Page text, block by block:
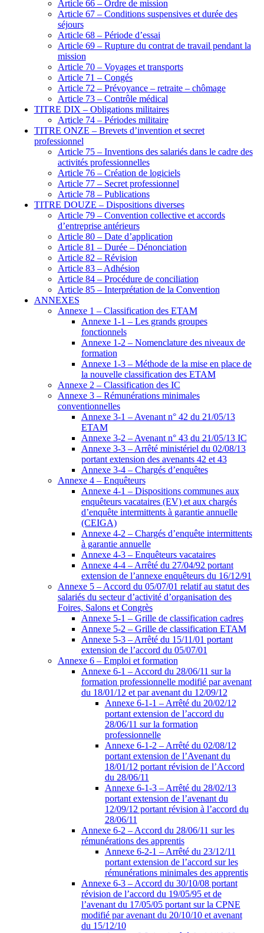
Article 66 – Ordre de mission
Article 67 – Conditions suspensives et durée des
séjours
Article 68 – Période d’essai
Article 69 – Rupture du contrat de travail pendant la
mission
Article 70 – Voyages et transports
Article 71 – Congés
Article 72 – Prévoyance – retraite – chômage
Article 73 – Contrôle médical
TITRE DIX – Obligations militaires
Article 74 – Périodes militaire
TITRE ONZE – Brevets d’invention et secret
professionnel
Article 75 – Inventions des salariés dans le cadre des
activités professionnelles
Article 76 – Création de logiciels
Article 77 – Secret professionnel
Article 78 – Publications
TITRE DOUZE – Dispositions diverses
Article 79 – Convention collective et accords
d’entreprise antérieurs
Article 80 – Date d’application
Article 81 – Durée – Dénonciation
Article 82 – Révision
Article 83 – Adhésion
Article 84 – Procédure de conciliation
Article 85 – Interprétation de la Convention
ANNEXES
Annexe 1 – Classification des ETAM
Annexe 1-1 – Les grands groupes
fonctionnels
Annexe 1-2 – Nomenclature des niveaux de
formation
Annexe 1-3 – Méthode de la mise en place de
la nouvelle classification des ETAM
Annexe 2 – Classification des IC
Annexe 3 – Rémunérations minimales
conventionnelles
Annexe 3-1 – Avenant n° 42 du 21/05/13
ETAM
Annexe 3-2 – Avenant n° 43 du 21/05/13 IC
Annexe 3-3 – Arrêté ministériel du 02/08/13
portant extension des avenants 42 et 43
Annexe 3-4 – Chargés d’enquêtes
Annexe 4 – Enquêteurs
Annexe 4-1 – Dispositions communes aux
enquêteurs vacataires (EV) et aux chargés
d’enquête intermittents à garantie annuelle
(CEIGA)
Annexe 4-2 – Chargés d’enquête intermittents
à garantie annuelle
Annexe 4-3 – Enquêteurs vacataires
Annexe 4-4 – Arrêté du 27/04/92 portant
extension de l’annexe enquêteurs du 16/12/91
Annexe 5 – Accord du 05/07/01 relatif au statut des
salariés du secteur d’activité d’organisation des
Foires, Salons et Congrès
Annexe 5-1 – Grille de classification cadres
Annexe 5-2 – Grille de classification ETAM
Annexe 5-3 – Arrêté du 15/11/01 portant
extension de l’accord du 05/07/01
Annexe 6 – Emploi et formation
Annexe 6-1 – Accord du 28/06/11 sur la
formation professionnelle modifié par avenant
du 18/01/12 et par avenant du 12/09/12
Annexe 6-1-1 – Arrêté du 20/02/12
portant extension de l’accord du
28/06/11 sur la formation
professionnelle
Annexe 6-1-2 – Arrêté du 02/08/12
portant extension de l’Avenant du
18/01/12 portant révision de l’Accord
du 28/06/11
Annexe 6-1-3 – Arrêté du 28/02/13
portant extension de l’avenant du
12/09/12 portant révision à l’accord du
28/06/11
Annexe 6-2 – Accord du 28/06/11 sur les
rémunérations des apprentis
Annexe 6-2-1 – Arrêté du 23/12/11
portant extension de l’accord sur les
rémunérations minimales des apprentis
Annexe 6-3 – Accord du 30/10/08 portant
révision de l’accord du 19/05/95 et de
l’avenant du 17/05/05 portant sur la CPNE
modifié par avenant du 20/10/10 et avenant
du 15/12/10